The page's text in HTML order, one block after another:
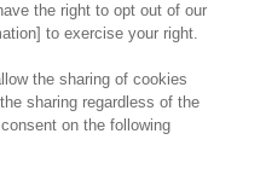
the right to opt out of our
to exercise your right.
the sharing of cookies
sharing regardless of the
on the following